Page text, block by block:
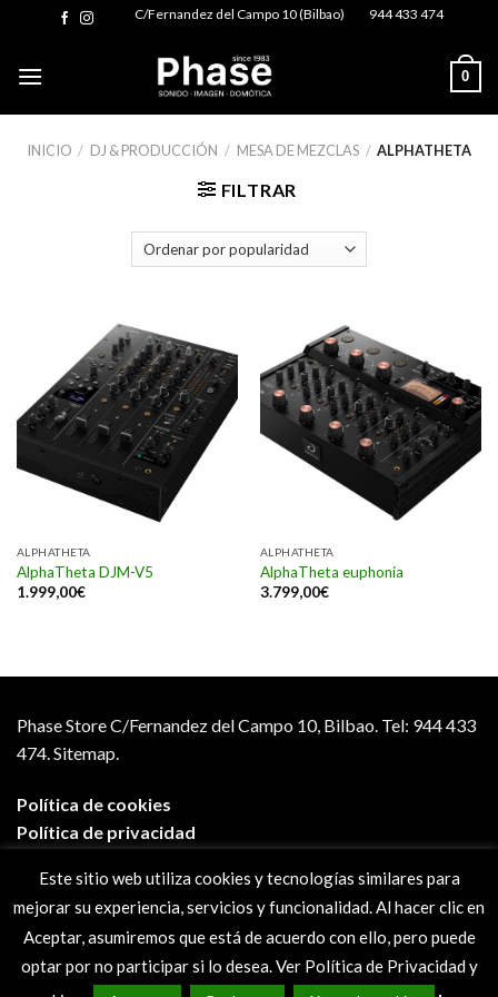
content
C/Fernandez del Campo 10 (Bilbao) 944 433 474
0
INICIO / DJ & PRODUCCIÓN / MESA DE MEZCLAS / ALPHATHETA
FILTRAR
ALPHATHETA
AlphaTheta DJM-V5
1.999,00€
ALPHATHETA
AlphaTheta euphonia
3.799,00€
Phase Store C/Fernandez del Campo 10, Bilbao. Tel: 944 433
474. Sitemap.
Política de cookies
Política de privacidad
Condiciones de compra
Preguntas frecuentes
Este sitio web utiliza cookies y tecnologías similares para
mejorar su experiencia, servicios y funcionalidad. Al hacer clic en
Aceptar, asumiremos que está de acuerdo con ello, pero puede
optar por no participar si lo desea. Ver Política de Privacidad y